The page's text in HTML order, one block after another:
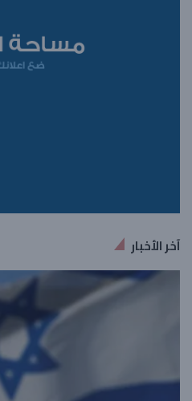
آخر الأخبار